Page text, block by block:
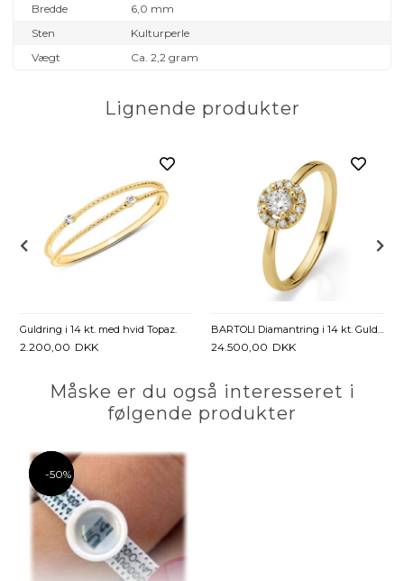
Bredde
6,0 mm
Sten
Kulturperle
Vægt
Ca. 2,2 gram
Lignende produkter
Guldring i 14 kt. med hvid Topaz.
2.200,00 DKK
BARTOLI Diamantring i 14 kt. Guld med Diamanter - 0,30 ct.
24.500,00 DKK
Måske er du også interesseret i
følgende produkter
-50%
-50%